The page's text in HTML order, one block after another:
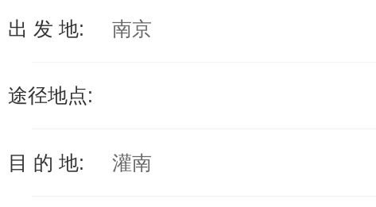
出 发 地: 南京
途径地点:
目 的 地: 灌南